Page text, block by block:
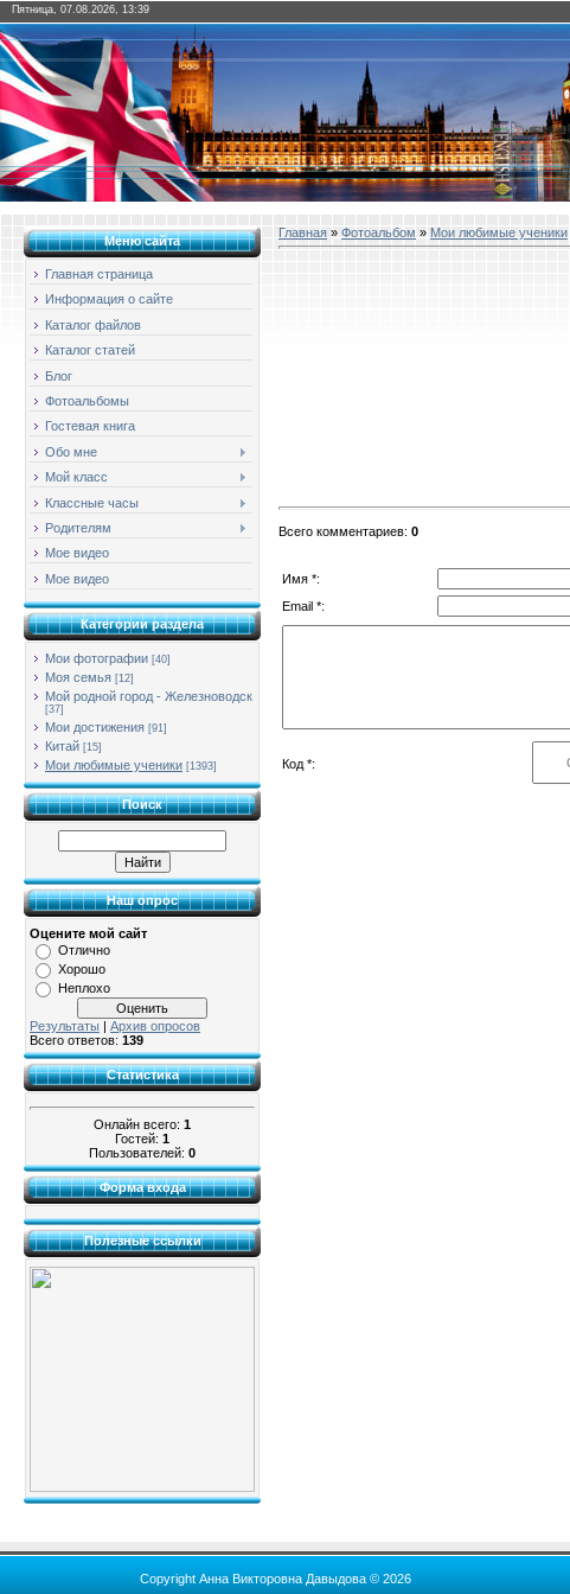
Пятница, 07.08.2026, 13:39
Меню сайта
Главная страница
Информация о сайте
Каталог файлов
Каталог статей
Блог
Фотоальбомы
Гостевая книга
Обо мне
Мой класс
Классные часы
Родителям
Мое видео
Мое видео
Категории раздела
Мои фотографии [40]
Моя семья [12]
Мой родной город - Железноводск
[37]
Мои достижения [91]
Китай [15]
Мои любимые ученики [1393]
Поиск
Наш опрос
Оцените мой сайт
Отлично
Хорошо
Неплохо
Результаты | Архив опросов
Всего ответов: 139
Статистика
Онлайн всего: 1
Гостей: 1
Пользователей: 0
Форма входа
Полезные ссылки
Главная » Фотоальбом » Мои любимые ученики
Всего комментариев: 0
Имя *:
Email *:
Код *:
Copyright Анна Викторовна Давыдова © 2026